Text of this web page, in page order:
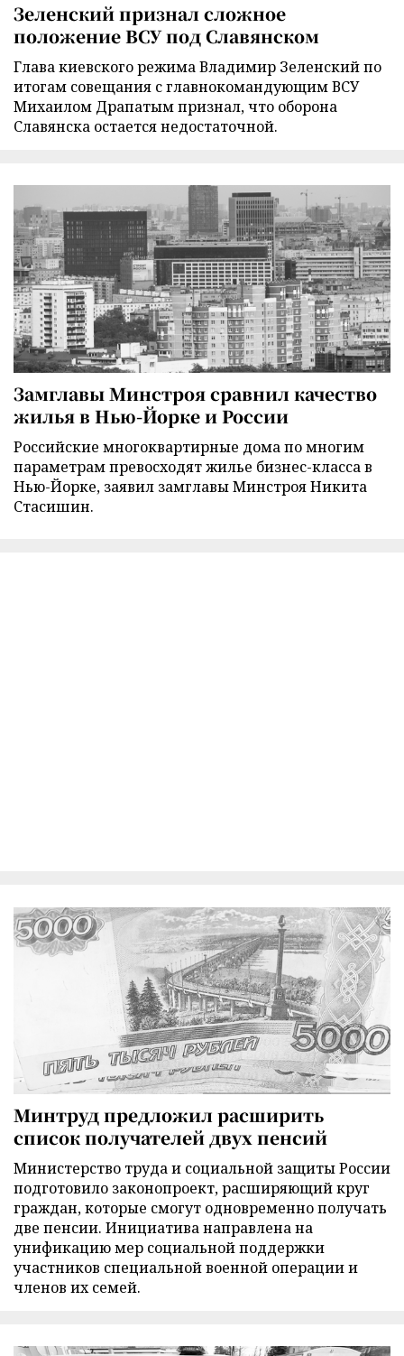
Зеленский признал сложное
положение ВСУ под Славянском
Глава киевского режима Владимир Зеленский по
итогам совещания с главнокомандующим ВСУ
Михаилом Драпатым признал, что оборона
Славянска остается недостаточной.
Замглавы Минстроя сравнил качество
жилья в Нью-Йорке и России
Российские многоквартирные дома по многим
параметрам превосходят жилье бизнес-класса в
Нью-Йорке, заявил замглавы Минстроя Никита
Стасишин.
Минтруд предложил расширить
список получателей двух пенсий
Министерство труда и социальной защиты России
подготовило законопроект, расширяющий круг
граждан, которые смогут одновременно получать
две пенсии. Инициатива направлена на
унификацию мер социальной поддержки
участников специальной военной операции и
членов их семей.